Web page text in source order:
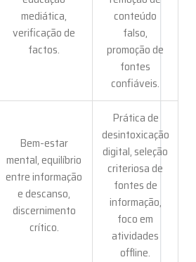
mediática,
verificação de
factos.
conteúdo
falso,
promoção de
fontes
confiáveis.
Bem-estar
mental, equilíbrio
entre informação
e descanso,
discernimento
crítico.
Prática de
desintoxicação
digital, seleção
criteriosa de
fontes de
informação,
foco em
atividades
offline.